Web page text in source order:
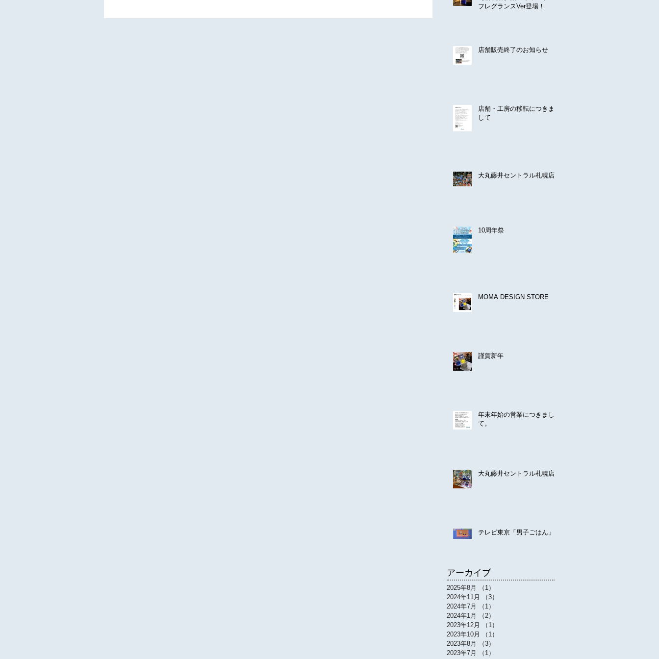
フレグランスVer登場！
店舗販売終了のお知らせ
店舗・工房の移転につきま
して
大丸藤井セントラル札幌店
10周年祭
MOMA DESIGN STORE
謹賀新年
年末年始の営業につきまし
て。
大丸藤井セントラル札幌店
テレビ東京「男子ごはん」
アーカイブ
2025年8月 （1）
2024年11月
（3）
2024年7月
（1）
2024年1月
（2）
2023年12月
（1）
2023年10月
（1）
2023年8月
（3）
2023年7月
（1）